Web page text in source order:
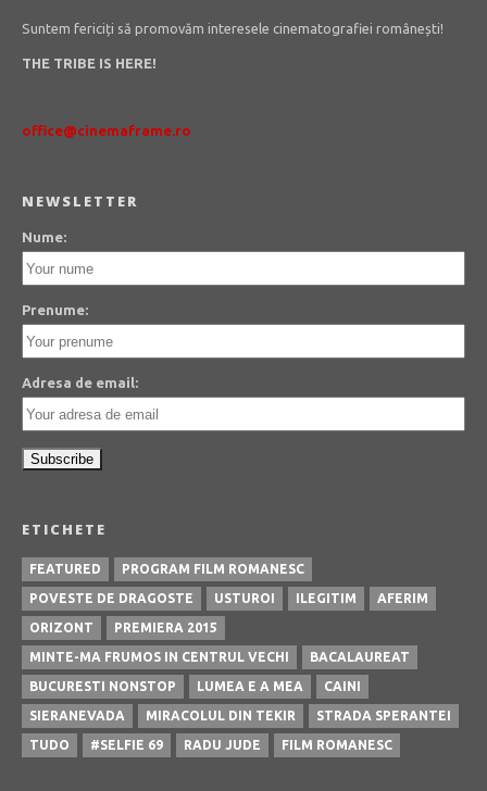
Suntem fericiți să promovăm interesele cinematografiei românești!
THE TRIBE IS HERE!
office@cinemaframe.ro
NEWSLETTER
Nume:
Prenume:
Adresa de email:
ETICHETE
FEATURED PROGRAM FILM ROMANESC
POVESTE DE DRAGOSTE USTUROI ILEGITIM AFERIM
ORIZONT PREMIERA 2015
MINTE-MA FRUMOS IN CENTRUL VECHI BACALAUREAT
BUCURESTI NONSTOP LUMEA E A MEA CAINI
SIERANEVADA MIRACOLUL DIN TEKIR STRADA SPERANTEI
TUDO #SELFIE 69 RADU JUDE FILM ROMANESC